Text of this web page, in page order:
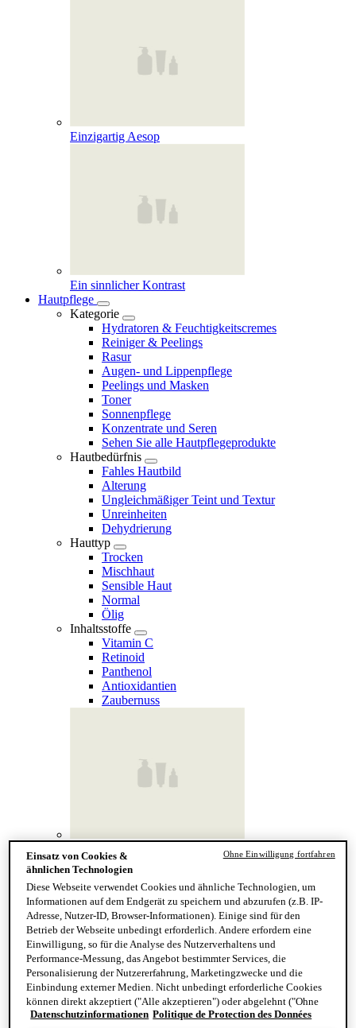
Einzigartig Aesop
Ein sinnlicher Kontrast
Hautpflege
Kategorie
Hydratoren & Feuchtigkeitscremes
Reiniger & Peelings
Rasur
Augen- und Lippenpflege
Peelings und Masken
Toner
Sonnenpflege
Konzentrate und Seren
Sehen Sie alle Hautpflegeprodukte
Hautbedürfnis
Fahles Hautbild
Alterung
Ungleichmäßiger Teint und Textur
Unreinheiten
Dehydrierung
Hauttyp
Trocken
Mischhaut
Sensible Haut
Normal
Ölig
Inhaltsstoffe
Vitamin C
Retinoid
Panthenol
Antioxidantien
Zaubernuss
Hand & Körper
Kategorie
Handseife & Balsam
Seife am Stück
Reinigung & Peeling für den Körper
Körperbalsame und Öle
Mundpflege & Deodorants
Alle Hand- und Körperpflegeprodukte anzeigen
Bemerkenswerte Formulierungen
Resurrection Aromatique Hand Wash
Eleos Aromatique Hand Balm
Antithesis Intense Body Cleanser
Einsatz von Cookies &
ähnlichen Technologien
Diese Webseite verwendet Cookies und ähnliche Technologien, um
Informationen auf dem Endgerät zu speichern und abzurufen (z.B. IP-
Adresse, Nutzer-ID, Browser-Informationen). Einige sind für den
Betrieb der Webseite unbedingt erforderlich. Andere erfordern eine
Einwilligung, so für die Analyse des Nutzerverhaltens und
Performance-Messung, das Angebot bestimmter Services, die
Personalisierung der Nutzererfahrung, Marketingzwecke und die
Einbindung externer Medien. Nicht unbedingt erforderliche Cookies
können direkt akzeptiert ("Alle akzeptieren") oder abgelehnt ("Ohne
Einwilligung fortfahren") werden. Individuelle Anpassungen der
Datenschutzinformationen Politique de Protection des Données
Ohne Einwilligung fortfahren